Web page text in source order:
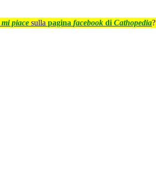
mi piace sulla pagina facebook di Cathopedia?